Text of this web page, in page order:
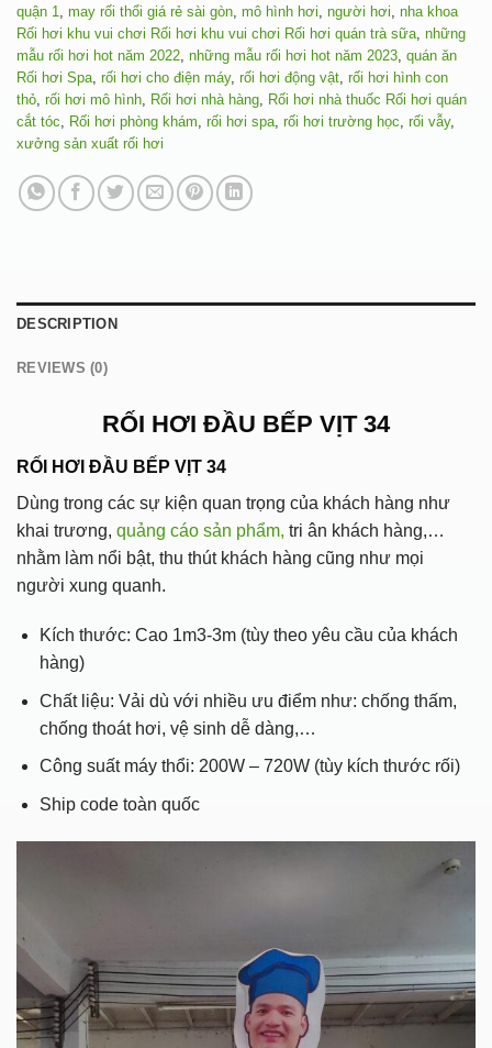
quận 1, may rối thổi giá rẻ sài gòn, mô hình hơi, người hơi, nha khoa
Rối hơi khu vui chơi Rối hơi khu vui chơi Rối hơi quán trà sữa, những
mẫu rối hơi hot năm 2022, những mẫu rối hơi hot năm 2023, quán ăn
Rối hơi Spa, rối hơi cho điện máy, rối hơi động vật, rối hơi hình con
thỏ, rối hơi mô hình, Rối hơi nhà hàng, Rối hơi nhà thuốc Rối hơi quán
cắt tóc, Rối hơi phòng khám, rối hơi spa, rối hơi trường học, rối vẫy,
xưởng sản xuất rối hơi
DESCRIPTION
REVIEWS (0)
RỐI HƠI ĐẦU BẾP VỊT 34
RỐI HƠI ĐẦU BẾP VỊT 34
Dùng trong các sự kiện quan trọng của khách hàng như
khai trương, quảng cáo sản phẩm, tri ân khách hàng,…
nhằm làm nổi bật, thu thút khách hàng cũng như mọi
người xung quanh.
Kích thước: Cao 1m3-3m (tùy theo yêu cầu của khách
hàng)
Chất liệu: Vải dù với nhiều ưu điểm như: chống thấm,
chống thoát hơi, vệ sinh dễ dàng,…
Công suất máy thổi: 200W – 720W (tùy kích thước rối)
Ship code toàn quốc